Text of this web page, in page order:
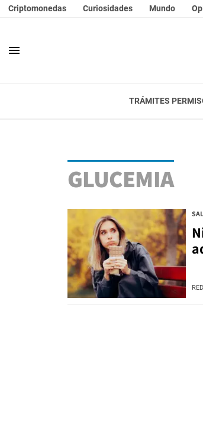
Criptomonedas Curiosidades Mundo
menu
TRÁMITES
GLUCEMIA